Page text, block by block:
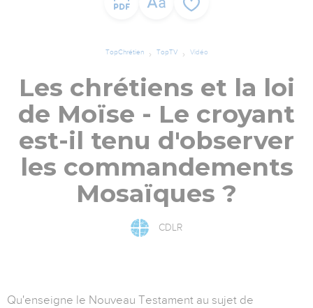
TopChrétien TopTV Vidéo
Les chrétiens et la loi
de Moïse - Le croyant
est-il tenu d'observer
les commandements
Mosaïques ?
CDLR
Qu'enseigne le Nouveau Testament au sujet de